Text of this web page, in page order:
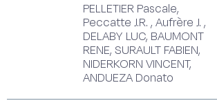
PELLETIER Pascale,
Peccatte J.R. , Aufrère J. ,
DELABY LUC, BAUMONT
RENE, SURAULT FABIEN,
NIDERKORN VINCENT,
ANDUEZA Donato